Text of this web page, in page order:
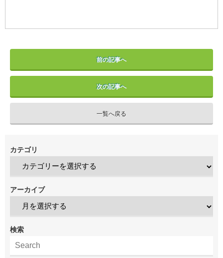
前の記事へ
次の記事へ
一覧へ戻る
カテゴリ
アーカイブ
検索